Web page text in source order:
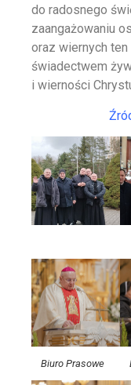
do radosnego
zaangażowaniu
oraz wiernych
świadectwem
i wierności
Biuro Prasowe